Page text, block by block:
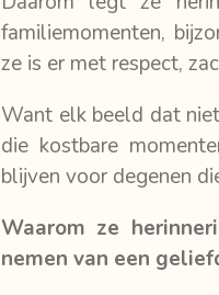
familiemomenten,
ze is er met respect,
Want elk beeld dat
die kostbare
blijven voor degenen
Waarom ze
nemen van een